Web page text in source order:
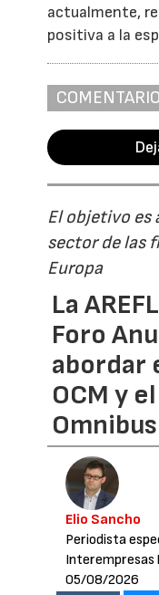
actualmente,
positiva a la
El objetivo es
sector de las
Europa
La
Foro
abordar
OCM y
Elio Sancho
Periodista
Interempresas
05/08/2026